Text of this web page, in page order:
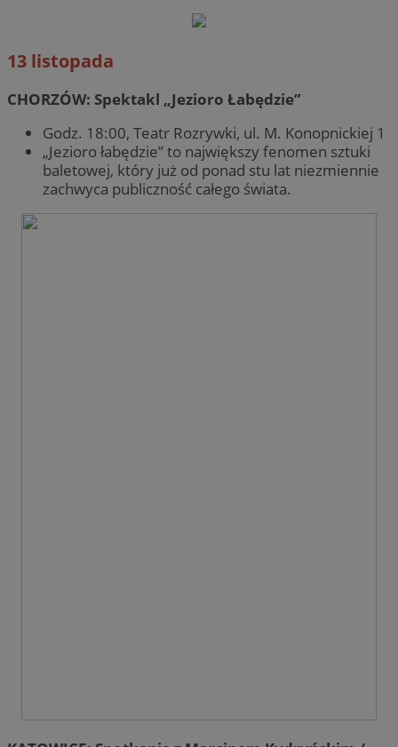
13 listopada
CHORZÓW: Spektakl „Jezioro Łabędzie”
Godz. 18:00, Teatr Rozrywki, ul. M. Konopnickiej 1
„Jezioro łabędzie” to największy fenomen sztuki
baletowej, który już od ponad stu lat niezmiennie
zachwyca publiczność całego świata.